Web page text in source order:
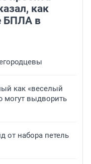
как
БПЛА в
как «веселый
могут выдворить
от набора петель